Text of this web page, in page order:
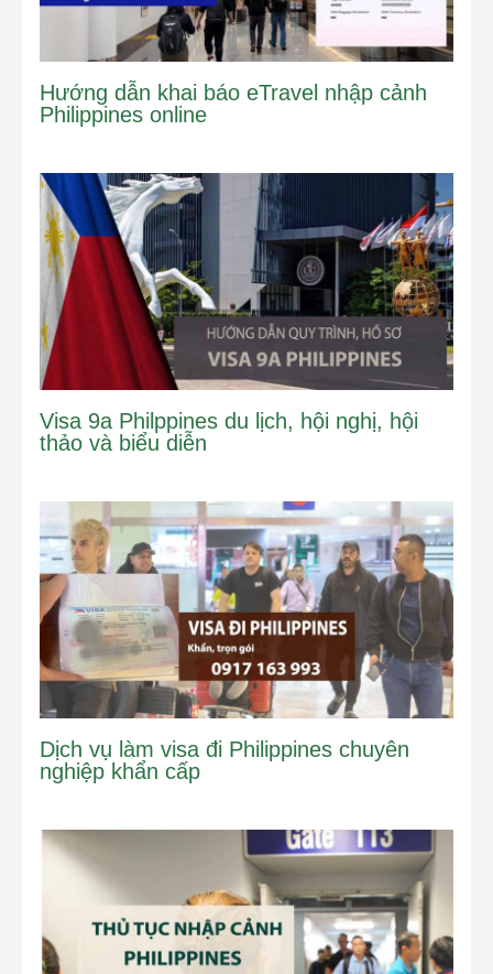
Hướng dẫn khai báo eTravel nhập cảnh
Philippines online
Visa 9a Philppines du lịch, hội nghị, hội
thảo và biểu diễn
Dịch vụ làm visa đi Philippines chuyên
nghiệp khẩn cấp